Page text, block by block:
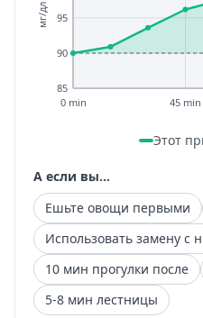
85
90
95
0 min 45 min
мг/дл
Этот
А если вы...
Ешьте овощи первыми
Использовать замену с
10 мин прогулки после
5-8 мин лестницы